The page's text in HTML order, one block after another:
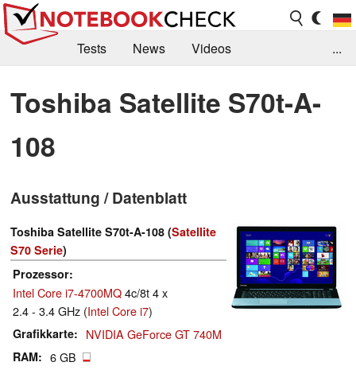
Tests News
Videos
Kaufberatung
Deals Suche
Jobs
Forum
...
Toshiba Satellite S70t-A-
108
Ausstattung / Datenblatt
Toshiba Satellite S70t-A-108 (Satellite
S70 Serie)
Prozessor
Intel Core i7-4700MQ4c/8t 4 x
2.4 - 3.4 GHz (Intel Core i7)
Grafikkarte NVIDIA GeForce GT 740M
RAM 6 GB